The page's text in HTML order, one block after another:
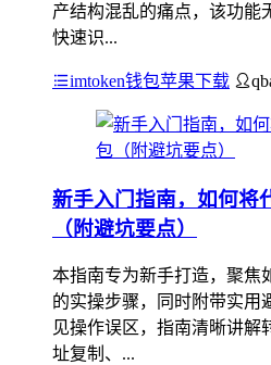
产结构混乱的痛点，该功能
快速识...
imtoken钱包苹果下载
新手入门指南，如何将
（附避坑要点）
本指南专为新手打造，聚焦
的实操步骤，同时附带实用
见操作误区，指南清晰讲解
址复制、...